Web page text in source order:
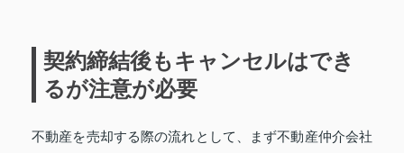
契約締結後もキャンセルはでき
るが注意が必要
不動産を売却する際の流れとして、まず不動産仲介会社